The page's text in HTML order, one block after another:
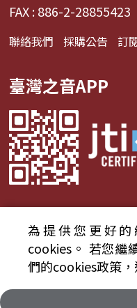
FAX : 886-2-28855423
聯絡我們 採購公告 訂
臺灣之音APP
© 2024財團法人
資通安全政策聲明
為提供您更好
cookies。 若您繼
們的cookies政策